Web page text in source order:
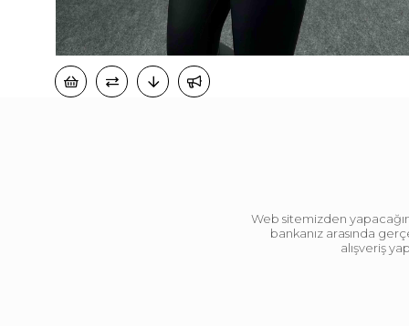
Web sitemizden
bankanız arasında
alışveriş